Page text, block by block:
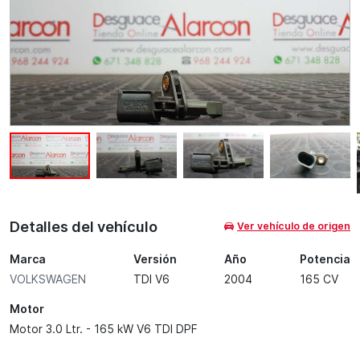
Detalles del vehículo Ver vehículo de origen
Marca
VOLKSWAGEN
Versión
TDI V6
Año
2004
Potencia
165 CV
Motor
Motor 3.0 Ltr. - 165 kW V6 TDI DPF